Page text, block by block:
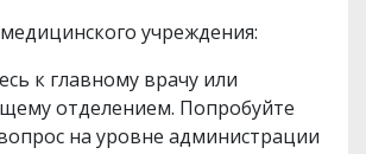
учреждения:
к главному врачу или
отделением. Попробуйте
на уровне администрации